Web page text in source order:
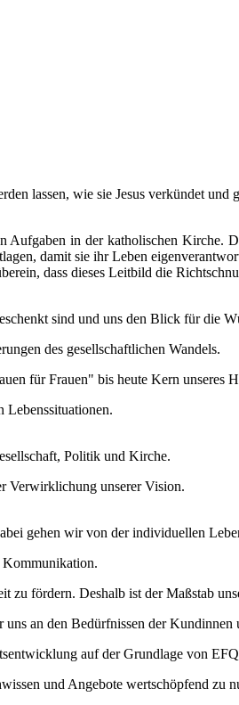
lassen, wie sie Jesus verkündet und
in der katholischen Kirche.
damit sie ihr Leben
dass dieses Leitbild die
sind und uns den Blick für die
des gesellschaftlichen Wandels.
für Frauen" bis heute Kern unseres
Lebenssituationen.
Politik und Kirche.
Verwirklichung unserer Vision.
gehen wir von der individuellen
Kommunikation.
fördern. Deshalb ist der Maßstab
an den Bedürfnissen der Kundinnen
auf der Grundlage von
und Angebote wertschöpfend zu